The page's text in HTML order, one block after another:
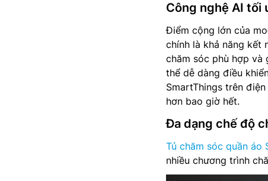
Công nghệ AI tối
Điểm cộng lớn của
chính là khả năng kết
chăm sóc phù hợp và
thể dễ dàng điều
SmartThings trên
hơn bao giờ hết.
Đa dạng chế độ
Tủ chăm sóc quần áo
nhiều chương trình